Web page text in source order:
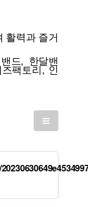
활력과 즐거
드, 한달밴
팩토리, 인